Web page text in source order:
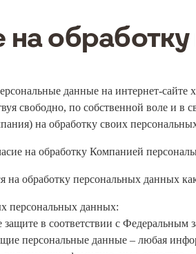
на
данные на интернет-
свободно, по собственной воле и в
на обработку своих
на обработку Компанией
на обработку персональных данных
персональных данных:
в соответствии с
персональные данные – любая